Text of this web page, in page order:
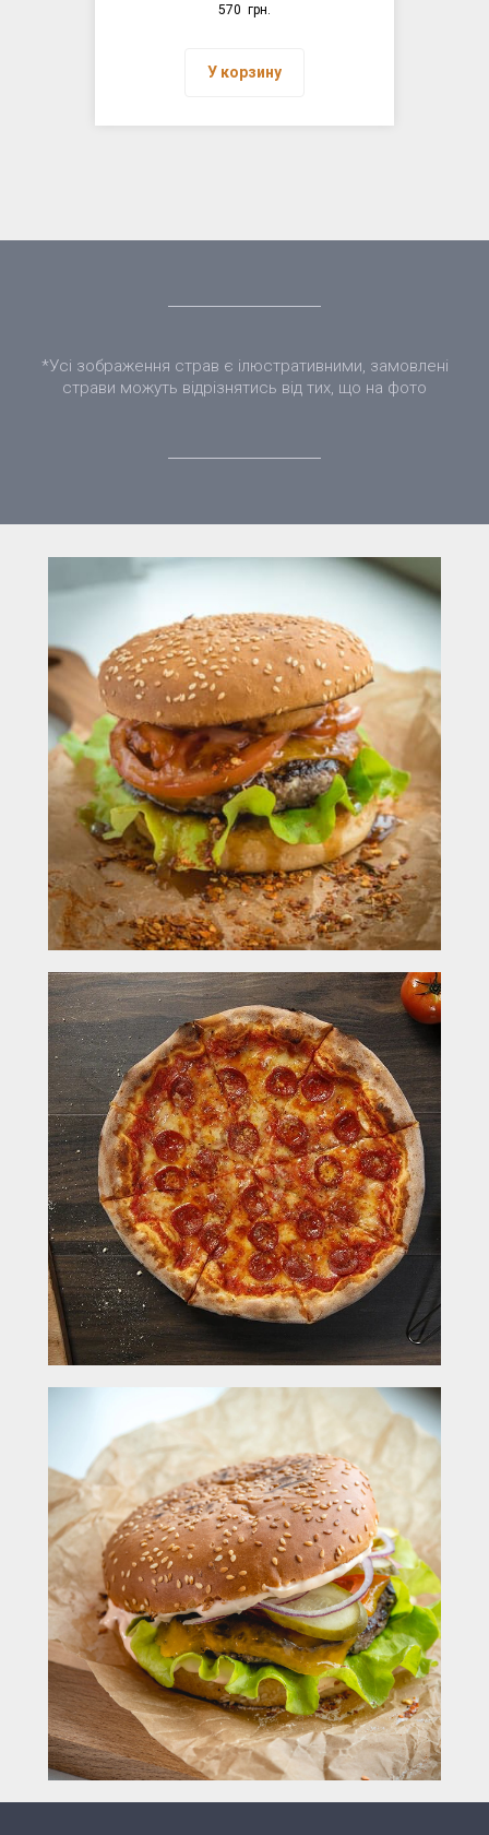
570 грн.
У корзину
*Усі зображення страв є ілюстративними, замовлені
страви можуть відрізнятись від тих, що на фото